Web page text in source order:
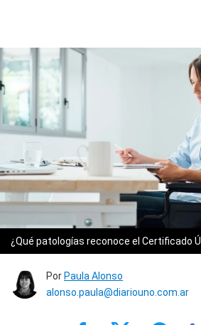
¿Qué patologías reconoce el Certificado
Por Paula Alonso
alonso.paula@diariouno.com.ar